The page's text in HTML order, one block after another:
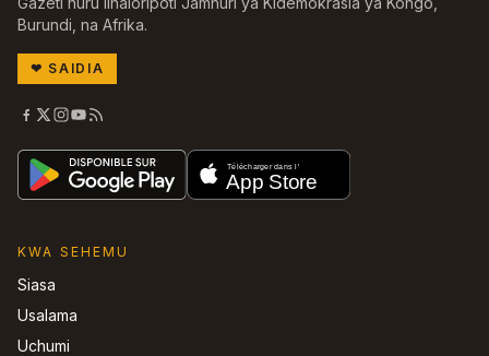
Burundi, na Afrika.
❤ SAIDIA
KWA SEHEMU
Siasa
Usalama
Uchumi